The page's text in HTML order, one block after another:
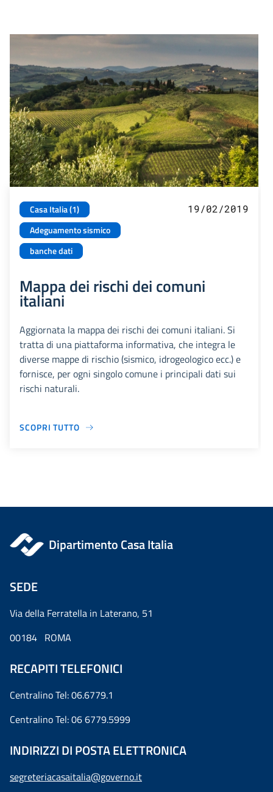
Casa Italia (1)
Adeguamento sismico
banche dati
19/02/2019
Mappa dei rischi dei comuni
italiani
Aggiornata la mappa dei rischi dei comuni italiani. Si
tratta di una piattaforma informativa, che integra le
diverse mappe di rischio (sismico, idrogeologico ecc.) e
fornisce, per ogni singolo comune i principali dati sui
rischi naturali.
SCOPRI TUTTO
Dipartimento Casa Italia
SEDE
Via della Ferratella in Laterano, 51
00184 ROMA
RECAPITI TELEFONICI
Centralino Tel: 06.6779.1
Centralino Tel: 06 6779.5999
INDIRIZZI DI POSTA ELETTRONICA
segreteriacasaitalia@governo.it